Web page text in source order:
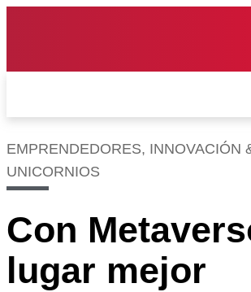
EMPRENDEDORES, INNOVACIÓN
UNICORNIOS
Con
lugar mejor